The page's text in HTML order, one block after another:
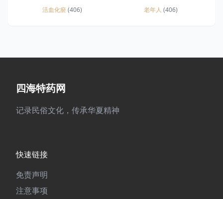
活血化瘀(406) 老年人 (406)
四海特药网
记录民俗文化，传承华夏精神
快速链接
免责声明
注意事项